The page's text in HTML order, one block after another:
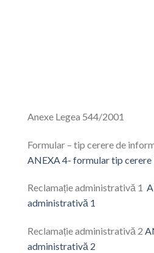
Anexe Legea 544/2001
Formular – tip cerere de
ANEXA 4- formular tip cerere
Reclamație administrativă 1
administrativă 1
Reclamație administrativă 2
administrativă 2